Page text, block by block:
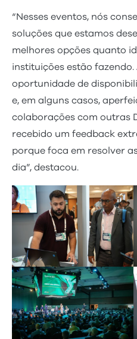
“Nesses eventos, nós
soluções que estamos
melhores opções quanto
instituições estão fazendo.
oportunidade de
e, em alguns casos,
colaborações com outras
recebido um feedback
porque foca em resolver
dia”, destacou.